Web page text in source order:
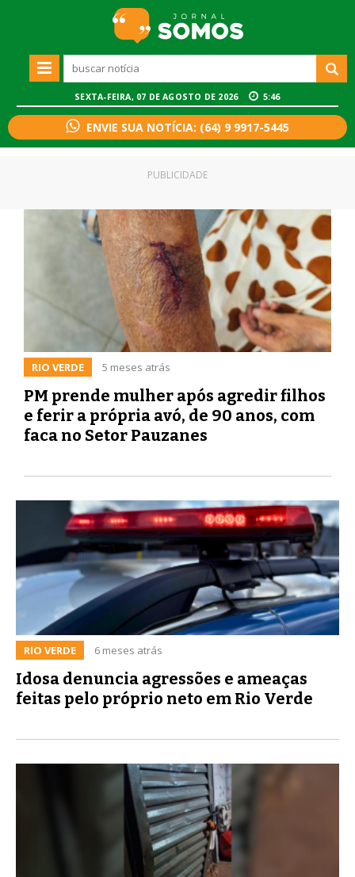
SEXTA-FEIRA, 07 DE AGOSTO DE 2026 5:46
ENVIE SUA NOTÍCIA: (64) 9 9917-5445
RIO VERDE 5 meses atrás
PM prende mulher após agredir filhos
e ferir a própria avó, de 90 anos, com
faca no Setor Pauzanes
PUBLICIDADE
RIO VERDE 6 meses atrás
Idosa denuncia agressões e ameaças
feitas pelo próprio neto em Rio Verde